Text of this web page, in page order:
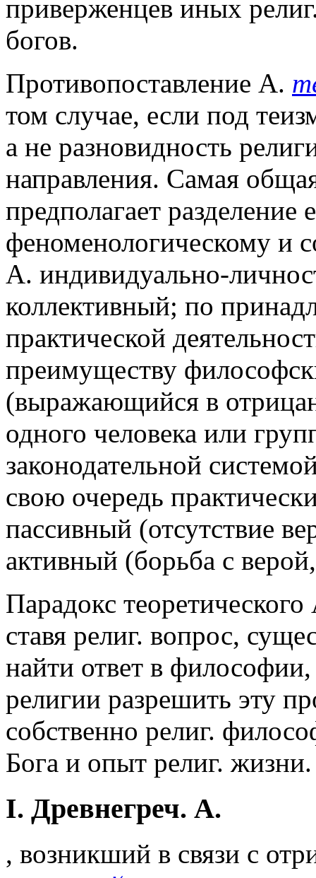
приверженцев иных
богов.
Противопоставление А.
том случае, если под
а не разновидность
направления. Самая
предполагает
феноменологическому и
А. индивидуально-
коллективный; по
практической
преимуществу
(выражающийся в
одного человека или
законодательной
свою очередь
пассивный (отсутствие
активный (борьба с
Парадокс
ставя религ. вопрос,
найти ответ в
религии разрешить эту
собственно религ.
Бога и опыт религ. жизни.
I. Древнегреч. А.
, возникший в связи с